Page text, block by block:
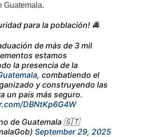
Guatemala.
para la población! 🚔
de más de 3 mil
estamos
la presencia de la
, combatiendo el
y construyendo las
un país más seguro.
DBNtKp6G4W
de Guatemala 🇬🇹
September 29, 2025